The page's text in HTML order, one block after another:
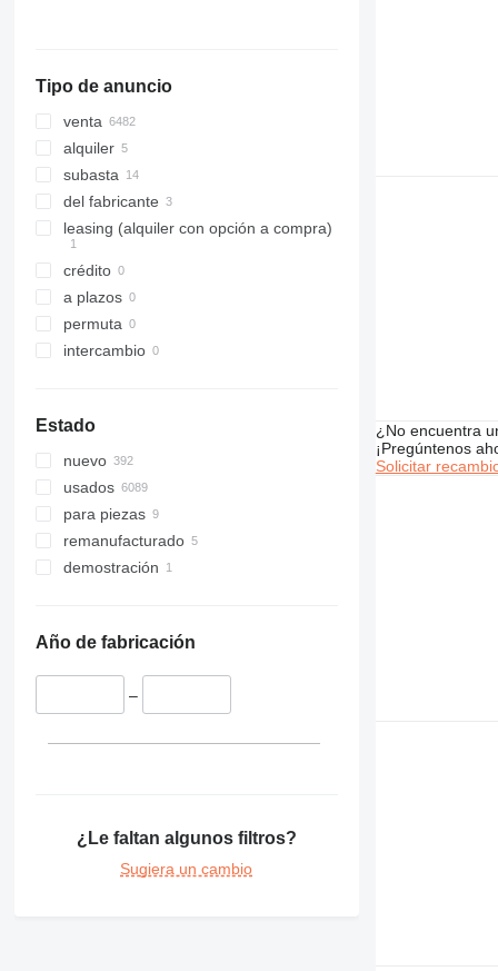
Tipo de anuncio
venta
alquiler
subasta
del fabricante
leasing (alquiler con opción a compra)
crédito
a plazos
permuta
intercambio
Estado
nuevo
usados
para piezas
remanufacturado
demostración
Año de fabricación
–
¿Le faltan algunos filtros?
Sugiera un cambio
¿No encuentra
¡Pregúntenos
Solicitar